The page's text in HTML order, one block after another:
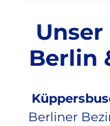
Berlin
Berliner